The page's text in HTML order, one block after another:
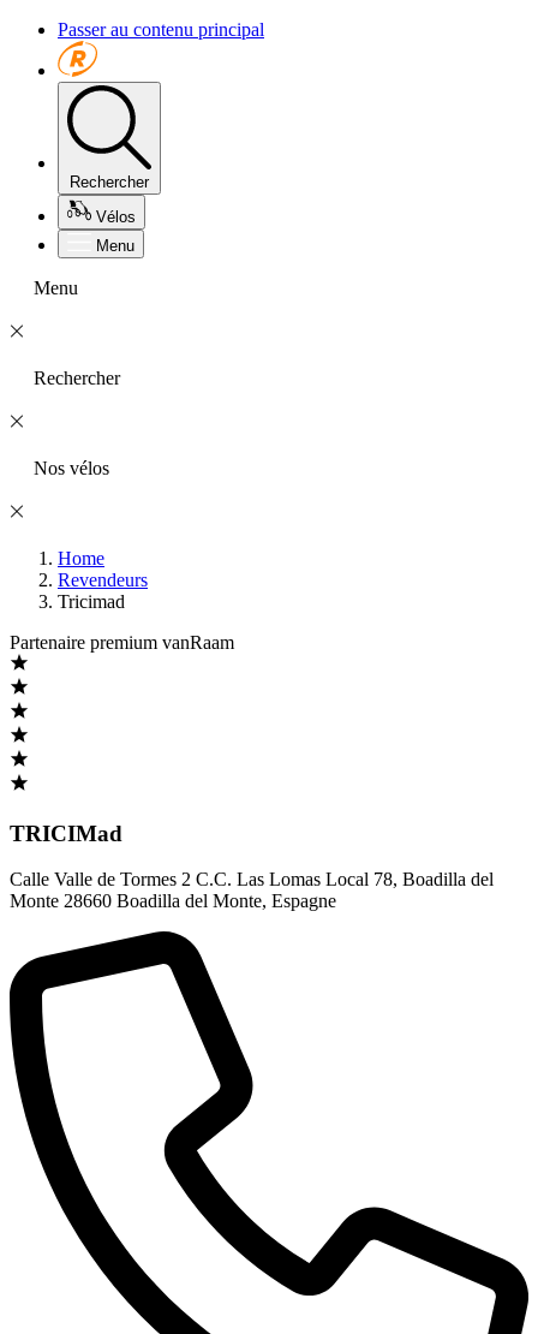
Passer au contenu principal
Rechercher
Vélos
Menu
Menu
Rechercher
Nos vélos
Home
Revendeurs
Tricimad
Partenaire premium vanRaam
TRICIMad
Calle Valle de Tormes 2 C.C. Las Lomas Local 78, Boadilla del
Monte 28660 Boadilla del Monte, Espagne